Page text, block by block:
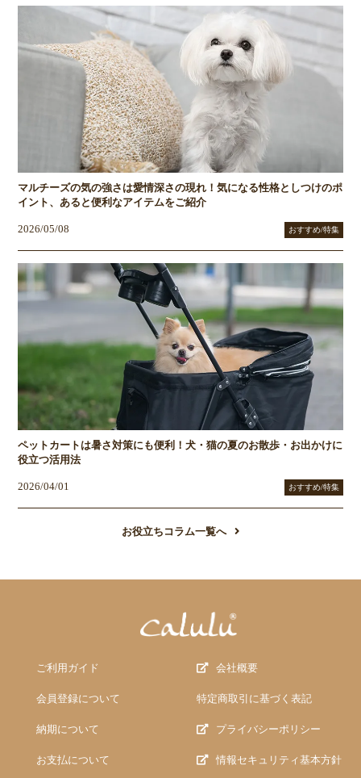
マルチーズの気の強さは愛情深さの現れ！気になる性格としつけのポ
イント、あると便利なアイテムをご紹介
2026/05/08 おすすめ/特集
ペットカートは暑さ対策にも便利！犬・猫の夏のお散歩・お出かけに
役立つ活用法
2026/04/01 おすすめ/特集
お役立ちコラム一覧へ
ご利用ガイド
会員登録について
納期について
お支払について
会社概要
特定商取引に基づく表記
プライバシーポリシー
情報セキュリティ基本方針